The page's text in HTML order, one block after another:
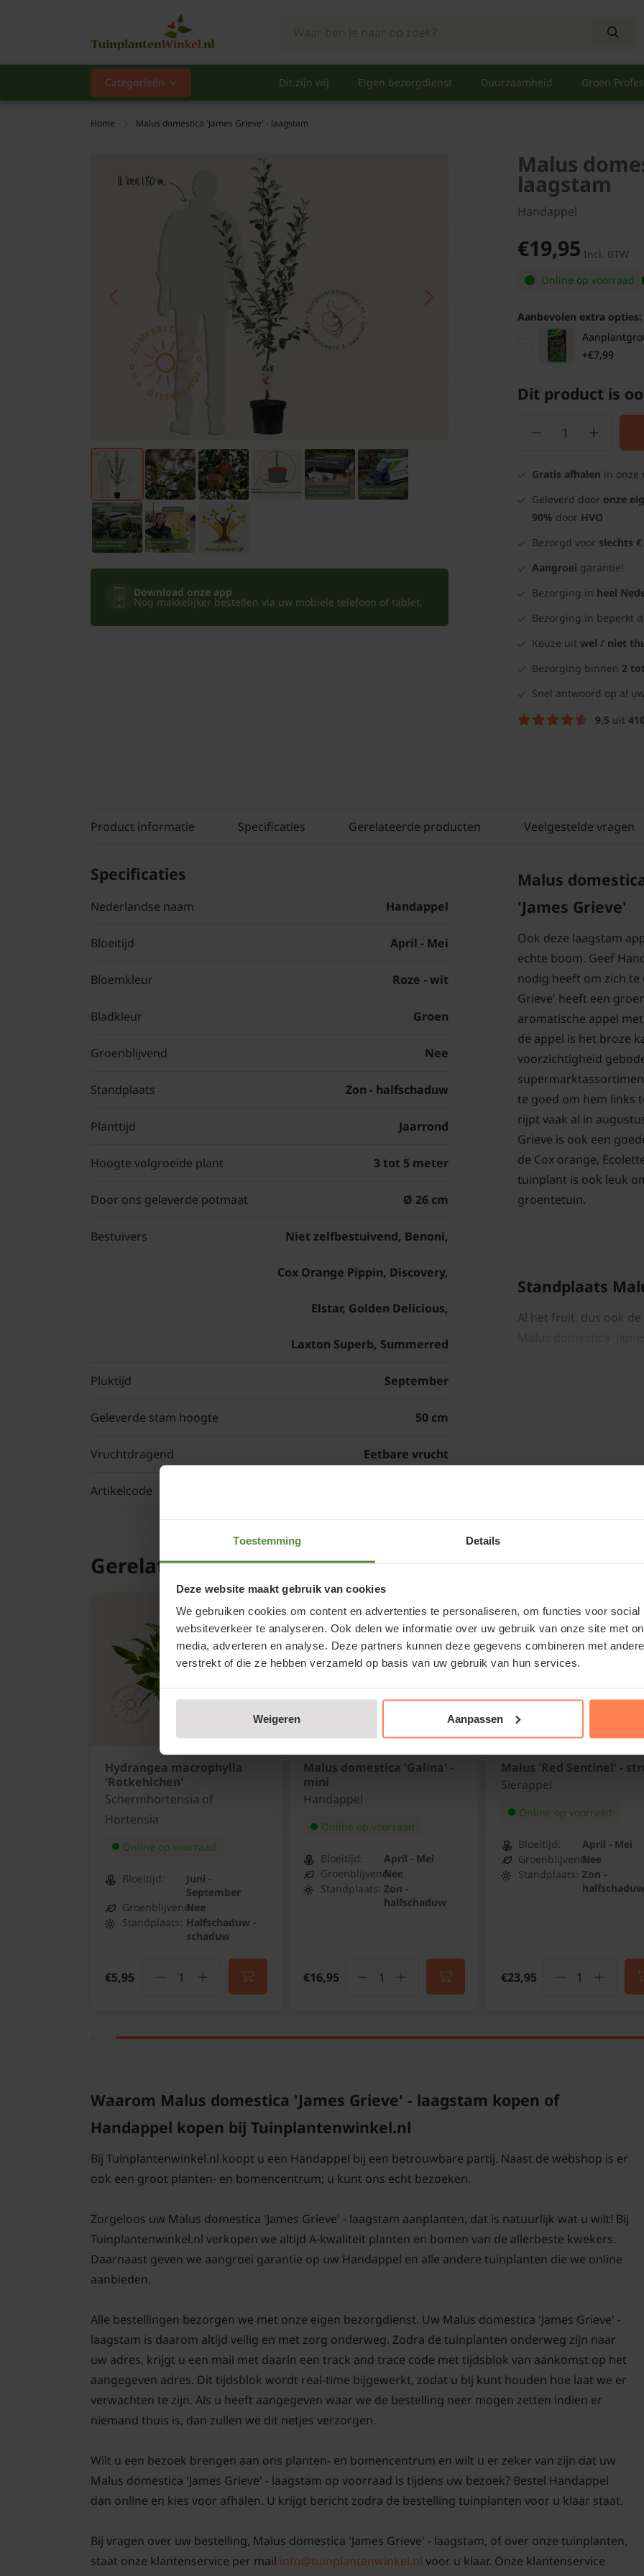
Toestemming Details
Deze website maakt gebruik van cookies
We gebruiken cookies om content en advertenties te personaliseren, om functies voor social
websiteverkeer te analyseren. Ook delen we informatie over uw gebruik van onze site met
media, adverteren en analyse. Deze partners kunnen deze gegevens combineren met
verstrekt of die ze hebben verzameld op basis van uw gebruik van hun services.
Weigeren Aanpassen
Categorieën Dit zijn wij Eigen bezorgdienst Duurzaamheid Groen
Categorieën
Populair
Heesters
Bomen
Leibomen
Kamerplanten
Bloempotten
Home Malus domestica 'James Grieve' - laagstam
Download onze app
Nog makkelijker bestellen via uw mobiele telefoon of tablet.
Malus
laagstam
Handappel
€19,95 Incl. BTW
Online op voorraad
Aanbevolen extra opties:
+€7,99
Dit product is
Gratis afhalen in onze
Geleverd door onze
90% door HVO
Bezorgd voor slechts €
Aangroei garantie!
Bezorging in heel
Bezorging in beperkt
Keuze uit wel / niet
Bezorging binnen 2
Snel antwoord op al
9.5 uit
Product informatie Specificaties Gerelateerde producten Veelgestelde vragen
Specificaties
Nederlandse naam Handappel
Bloeitijd April - Mei
Bloemkleur Roze - wit
Bladkleur Groen
Groenblijvend Nee
Standplaats Zon - halfschaduw
Planttijd Jaarrond
Hoogte volgroeide plant 3 tot 5 meter
Door ons geleverde potmaat Ø 26 cm
Bestuivers Niet zelfbestuivend, Benoni,
Cox Orange Pippin, Discovery,
Elstar, Golden Delicious,
Laxton Superb, Summerred
Pluktijd September
Geleverde stam hoogte 50 cm
Vruchtdragend Eetbare vrucht
Artikelcode
Malus
'James Grieve'
Ook deze laagstam
echte boom. Geef
nodig heeft om zich te
Grieve' heeft een
aromatische appel
de appel is het broze
voorzichtigheid
te goed om hem links
rijpt vaak al in
Grieve is ook een
de Cox orange,
tuinplant is ook leuk
groentetuin.
Standplaats
Al het fruit, dus ook
onderhouden
Snoeien van
hoofdtakken,
van 10 cm die
de loop van de jaren
vruchten.
Bomen van
kan omdat we al
herfst, winter, lente
aangroeigarantie!
Gerelateerde producten
Hydrangea macrophylla
'Rotkehlchen'
Schermhortensia of
Hortensia
Online op voorraad
Bloeitijd:
Juni -
September
Groenblijvend:Nee
Standplaats: Halfschaduw -
schaduw
€5,95
Malus domestica 'Galina' -
mini
Handappel
Online op voorraad
Bloeitijd:
April - Mei
Groenblijvend:Nee
Standplaats: Zon -
halfschaduw
€16,95
Malus 'Red Sentinel' -
Sierappel
Online op voorraad
Bloeitijd:
April - Mei
Groenblijvend:Nee
Standplaats: Zon -
halfschaduw
€23,95
Waarom Malus domestica 'James Grieve' - laagstam kopen of
Handappel kopen bij Tuinplantenwinkel.nl
Bij Tuinplantenwinkel.nl koopt u een Handappel bij een betrouwbare partij. Naast de webshop is er
ook een groot planten- en bomencentrum; u kunt ons echt bezoeken.
Zorgeloos uw Malus domestica 'James Grieve' - laagstam aanplanten, dat is natuurlijk wat u wilt! Bij
Tuinplantenwinkel.nl verkopen we altijd A-kwaliteit planten en bomen van de allerbeste kwekers.
Daarnaast geven we aangroei garantie op uw Handappel en alle andere tuinplanten die we online
aanbieden.
Alle bestellingen bezorgen we met onze eigen bezorgdienst. Uw Malus domestica 'James Grieve' -
laagstam is daarom altijd veilig en met zorg onderweg. Zodra de tuinplanten onderweg zijn naar
uw adres, krijgt u een mail met daarin een track and trace code met tijdsblok van aankomst op het
aangegeven adres. Dit tijdsblok wordt real-time bijgewerkt, zodat u bij kunt houden hoe laat we er
verwachten te zijn. Als u heeft aangegeven waar we de bestelling neer mogen zetten indien er
niemand thuis is, dan zullen we dit netjes verzorgen.
Wilt u een bezoek brengen aan ons planten- en bomencentrum en wilt u er zeker van zijn dat uw
Malus domestica 'James Grieve' - laagstam op voorraad is tijdens uw bezoek? Bestel Handappel
dan online en kies voor afhalen. U krijgt bericht zodra de bestelling tuinplanten voor u klaar staat.
Bij vragen over uw bestelling, Malus domestica 'James Grieve' - laagstam, of over onze tuinplanten,
staat onze klantenservice per mail info@tuinplantenwinkel.nl voor u klaar. Onze klantenservice